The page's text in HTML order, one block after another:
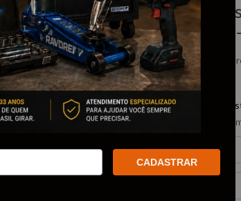
Cartao
p/ Scanner
:R108700-3
Este produto não
Quero que me
CADASTRAR